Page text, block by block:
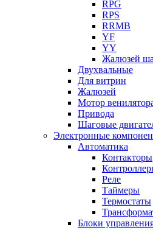
RPG
RPS
RRMB
YF
YY
Жалюзей
Двухвальные
Для витрин
Жалюзей
Мотор
Привода
Шаговые
Электронные
Автоматика
Контакторы
Реле
Таймеры
Термостаты
Блоки